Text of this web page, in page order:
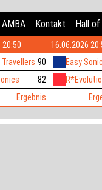
AMBA Kontakt Hall of
20:50
90
82
Ergebnis
16.06.2026
Easy